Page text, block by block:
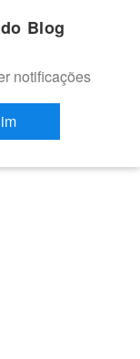
do Vale do São
Blog
notificações